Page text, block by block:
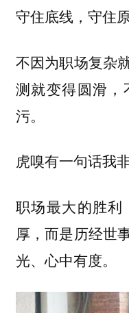
守住底线，守住
不因为职场复杂
测就变得圆滑，
污。
虎嗅有一句话我
职场最大的胜利
厚，而是历经世
光、心中有度。